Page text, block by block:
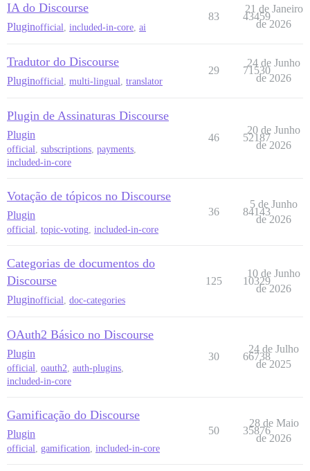
IA do Discourse
Pluginofficial included-in-core ai
83 43459
21 de Janeiro
de 2026
Tradutor do Discourse
Pluginofficial multi-lingual translator
29 71530
24 de Junho
de 2026
Plugin de Assinaturas Discourse
Plugin
official, subscriptions, payments,
included-in-core
46 52187
20 de Junho
de 2026
Votação de tópicos no Discourse
Plugin
official, topic-voting, included-in-core
36 84143
5 de Junho
de 2026
Categorias de documentos do
Discourse
Pluginofficial doc-categories
125 10329
10 de Junho
de 2026
OAuth2 Básico no Discourse
Plugin
official, oauth2, auth-plugins,
included-in-core
30 66738
24 de Julho
de 2025
Gamificação do Discourse
Plugin
official, gamification, included-in-core
50 35876
28 de Maio
de 2026